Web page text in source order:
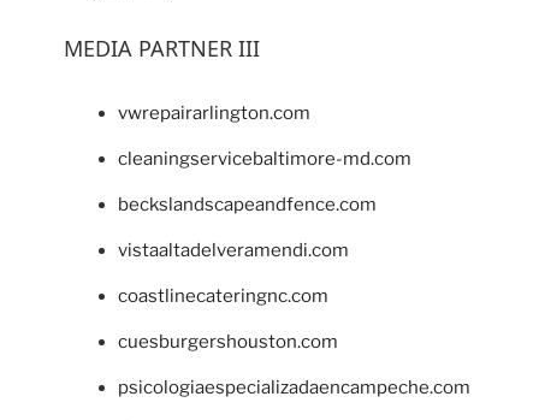
MEDIA PARTNER III
vwrepairarlington.com
cleaningservicebaltimore-md.com
beckslandscapeandfence.com
vistaaltadelveramendi.com
coastlinecateringnc.com
cuesburgershouston.com
psicologiaespecializadaencampeche.com